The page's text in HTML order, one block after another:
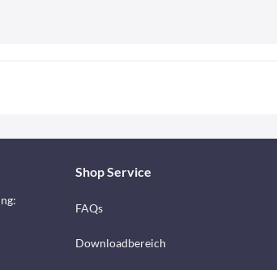
Shop Service
FAQs
Downloadbereich